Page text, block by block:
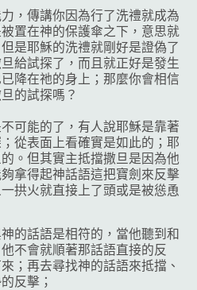
，傳講你因為行了洗禮就成為
置在神的保護傘之下，意思就
是耶穌的洗禮就剛好是證偽了
給試探了，而且就正好是發生
降在祂的身上；那麼你會相信
的試探嗎？
可能的了，有人說耶穌是靠著
從表面上看確實是如此的；耶
。但其實主抵擋撒旦是因為他
拿得起神話語這把寶劍來反擊
拱火就直接上了頭或是被慫恿
的話語是相符的，當他聽到和
不會就順著那話語直接的反
；再去尋找神的話語來抵擋、
反擊；